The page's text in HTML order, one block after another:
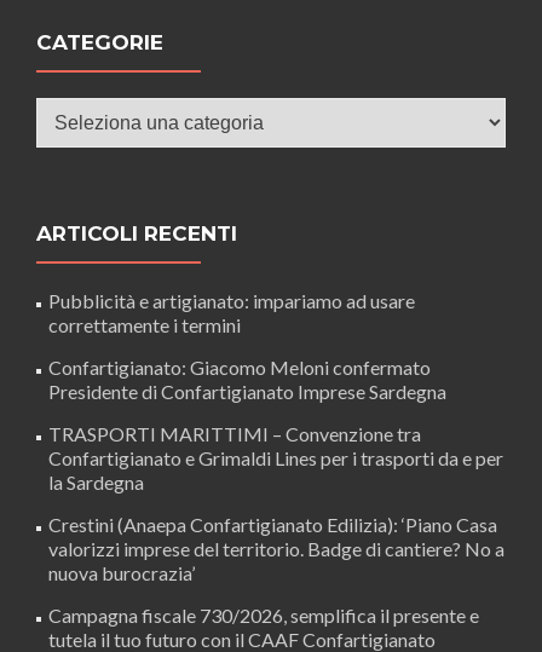
CATEGORIE
ARTICOLI RECENTI
Pubblicità e artigianato: impariamo ad usare
correttamente i termini
Confartigianato: Giacomo Meloni confermato
Presidente di Confartigianato Imprese Sardegna
TRASPORTI MARITTIMI – Convenzione tra
Confartigianato e Grimaldi Lines per i trasporti da e per
la Sardegna
Crestini (Anaepa Confartigianato Edilizia): ‘Piano Casa
valorizzi imprese del territorio. Badge di cantiere? No a
nuova burocrazia’
Campagna fiscale 730/2026, semplifica il presente e
tutela il tuo futuro con il CAAF Confartigianato